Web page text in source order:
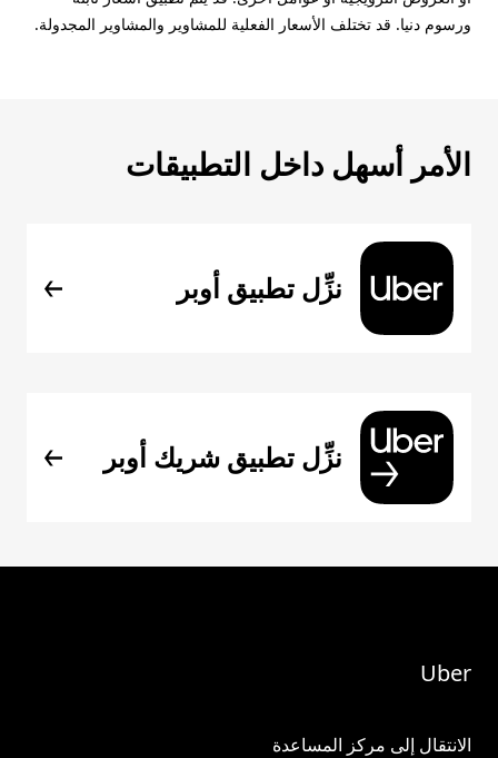
ورسوم دنيا. قد تختلف الأسعار الفعلية للمشاوير والمشاوير المجدولة.
الأمر أسهل داخل التطبيقات
نزِّل تطبيق أوبر
نزِّل تطبيق شريك أوبر
Uber
الانتقال إلى مركز المساعدة